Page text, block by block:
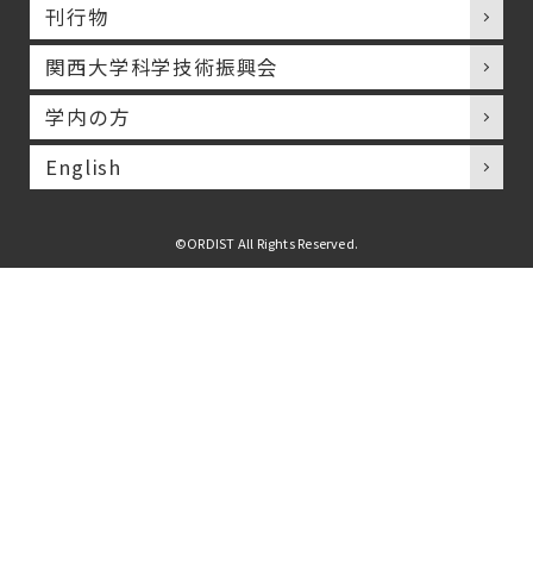
刊行物
関西大学科学技術振興会
学内の方
English
©ORDIST All Rights Reserved.